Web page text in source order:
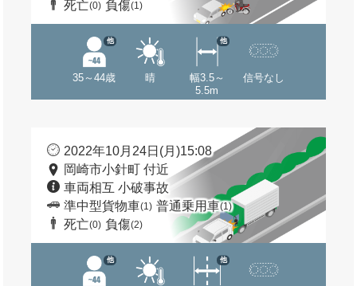
死亡(0) 負傷(1)
35～44歳
他
晴
幅3.5～
5.5m
他
信号なし
2022年10月24日(月)15:08
岡崎市小針町 付近
車両相互 小破事故
準中型貨物車(1) 普通乗用車(1)
死亡(0) 負傷(2)
他 他